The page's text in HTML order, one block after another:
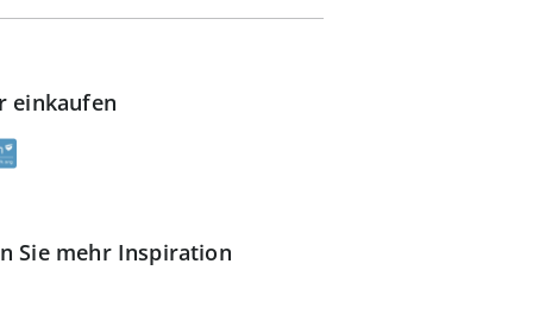
einkaufen
Sie mehr Inspiration